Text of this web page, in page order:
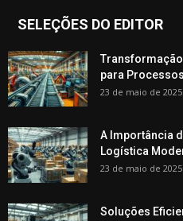
SELEÇÕES DO EDITOR
para
23 de maio de 2025
A Importância
Logística
23 de maio de 2025
Soluções